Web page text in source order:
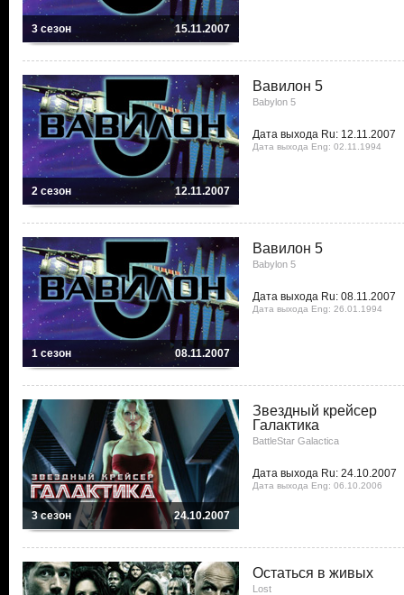
3 сезон 15.11.2007
2 сезон 12.11.2007
Вавилон 5
Babylon 5
Дата выхода Ru: 12.11.2007
Дата выхода Eng: 02.11.1994
1 сезон 08.11.2007
Вавилон 5
Babylon 5
Дата выхода Ru: 08.11.2007
Дата выхода Eng: 26.01.1994
3 сезон 24.10.2007
Звездный крейсер
Галактика
BattleStar Galactica
Дата выхода Ru: 24.10.2007
Дата выхода Eng: 06.10.2006
Остаться в живых
Lost